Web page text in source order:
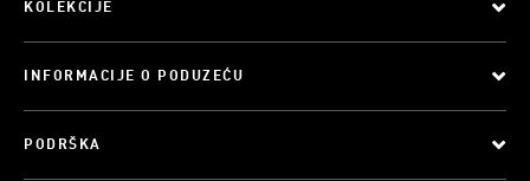
KOLEKCIJE
INFORMACIJE O PODUZEĆU
PODRŠKA